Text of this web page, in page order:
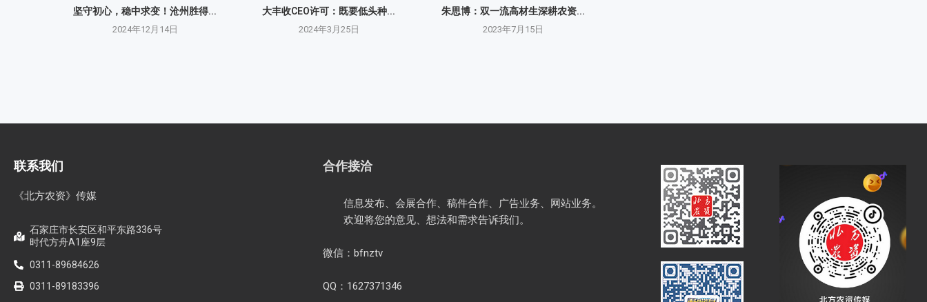
坚守初心，稳中求变！沧州胜得...
2024年12月14日
大丰收CEO许可：既要低头种...
2024年3月25日
朱思博：双一流高材生深耕农资...
2023年7月15日
联系我们
《北方农资》传媒
石家庄市长安区和平东路336号
时代方舟A1座9层
0311-89684626
0311-89183396
合作接洽
信息发布、会展合作、稿件合作、广告业务、网站业务。
欢迎将您的意见、想法和需求告诉我们。
微信：bfnztv
QQ：1627371346